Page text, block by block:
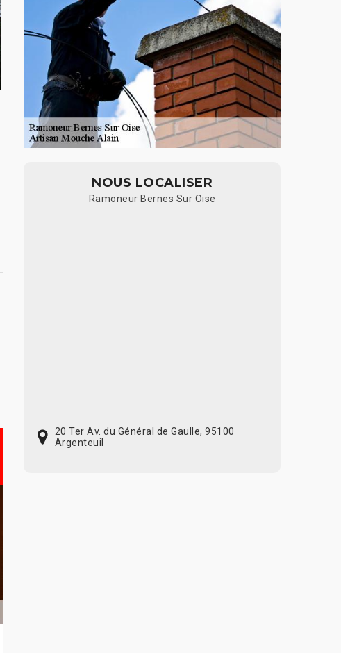
NOUS LOCALISER
Ramoneur Bernes Sur Oise
20 Ter Av. du Général de Gaulle, 95100
Argenteuil